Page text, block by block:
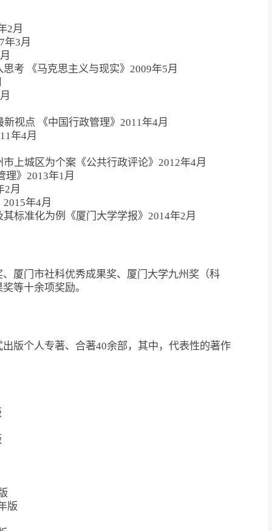
2月
年3月
考 《马克思主义与现实》2009年5月
视点 《中国行政管理》2011年4月
年4月
上城区为个案《公共行政评论》2012年4月
》2013年1月
2月
年4月
标准化为例《厦门大学学报》2014年2月
厦门市社科优秀成果奖、厦门大学九州奖（科
等十余项奖励。
版个人专著、合著40余部，其中，代表性的著作
版